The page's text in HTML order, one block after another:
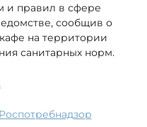
и правил в сфере
сообщив о
на территории
санитарных норм.
Роспотребнадзор